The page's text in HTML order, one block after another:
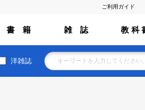
ご利用ガイド
書 籍 雑 誌 教 科
洋雑誌